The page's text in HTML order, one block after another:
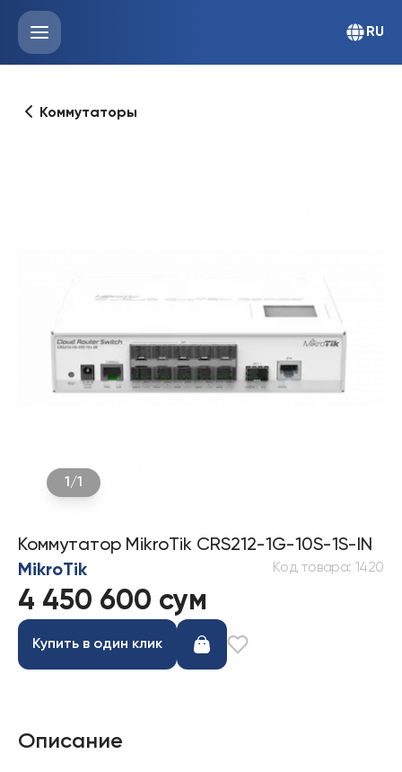
RU
Коммутаторы
1 /1
Коммутатор MikroTik CRS212-1G-10S-1S-IN
MikroTik
Код товара: 1420
4 450 600 сум
Купить в один клик
Описание